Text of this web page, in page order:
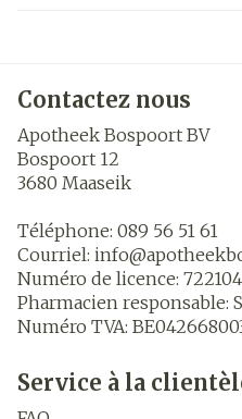
Contactez nous
Apotheek Bospoort BV
Bospoort 12
3680 Maaseik
Téléphone: 089 56 51 61
Courriel: info@
Numéro de licence: 722104
Pharmacien responsable:
Numéro TVA:
Service à la